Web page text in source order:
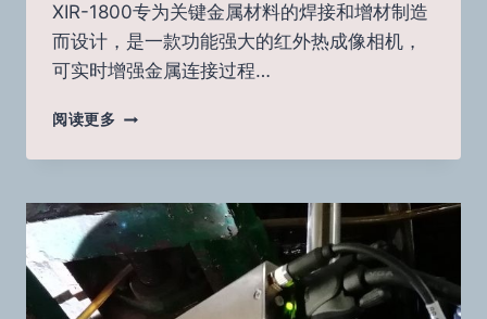
XIR-1800专为关键金属材料的焊接和增材制造
而设计，是一款功能强大的红外热成像相机，
可实时增强金属连接过程…
阅读更多 XIR-
焊
热
成
像
相
机